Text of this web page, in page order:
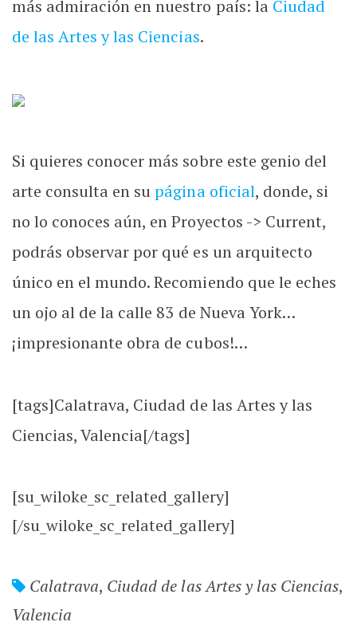
más admiración en nuestro país: la Ciudad
de las Artes y las Ciencias.
Si quieres conocer más sobre este genio del
arte consulta en supágina oficial, donde, si
no lo conoces aún, en Proyectos -> Current,
podrás observar por qué es un arquitecto
único en el mundo. Recomiendo que le eches
un ojo al de la calle 83 de Nueva York…
¡impresionante obra de cubos!…
[tags]Calatrava, Ciudad de las Artes y las
Ciencias, Valencia[/tags]
[su_wiloke_sc_related_gallery]
[/su_wiloke_sc_related_gallery]
Calatrava, Ciudad de las Artes y las Ciencias,
Valencia